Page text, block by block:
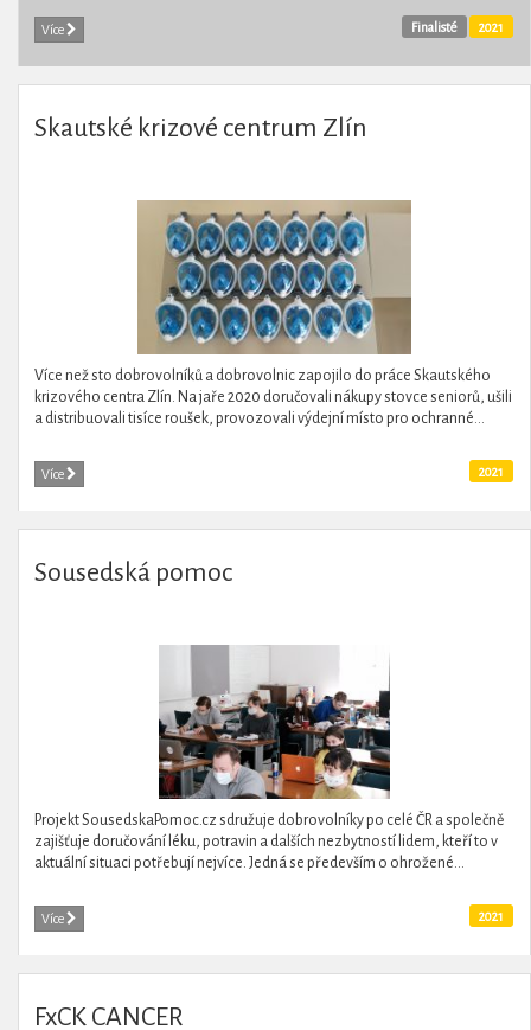
Více 2021
Finalisté
Skautské krizové centrum Zlín
Více než sto dobrovolníků a dobrovolnic zapojilo do práce Skautského
krizového centra Zlín. Na jaře 2020 doručovali nákupy stovce seniorů, ušili
a distribuovali tisíce roušek, provozovali výdejní místo pro ochranné...
Více 2021
Sousedská pomoc
Projekt SousedskaPomoc.cz sdružuje dobrovolníky po celé ČR a společně
zajišťuje doručování léku, potravin a dalších nezbytností lidem, kteří to v
aktuální situaci potřebují nejvíce. Jedná se především o ohrožené...
Více 2021
FxCK CANCER